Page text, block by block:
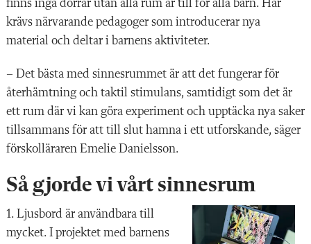
finns inga dörrar utan alla rum är till för alla barn. Här
krävs närvarande pedagoger som introducerar nya
material och deltar i barnens aktiviteter.
– Det bästa med sinnesrummet är att det fungerar för
återhämtning och taktil stimulans, samtidigt som det är
ett rum där vi kan göra experiment och upptäcka nya saker
tillsammans för att till slut hamna i ett utforskande, säger
förskolläraren Emelie Danielsson.
Så gjorde vi vårt sinnesrum
1. Ljusbord är användbara till
mycket. I projektet med barnens